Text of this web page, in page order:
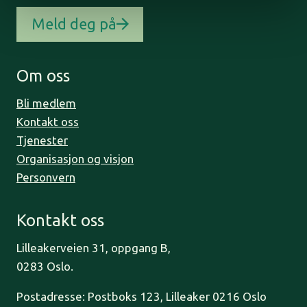
Meld deg på
Om oss
Bli medlem
Kontakt oss
Tjenester
Organisasjon og visjon
Personvern
Kontakt oss
Lilleakerveien 31, oppgang B,
0283 Oslo.
Postadresse: Postboks 123, Lilleaker 0216 Oslo